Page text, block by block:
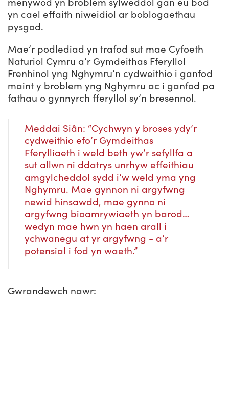
yn cael effaith niweidiol ar boblogaethau
pysgod.
Mae’r podlediad yn trafod sut mae Cyfoeth
Naturiol Cymru a’r Gymdeithas Fferyllol
Frenhinol yng Nghymru’n cydweithio i ganfod
maint y broblem yng Nghymru ac i ganfod pa
fathau o gynnyrch fferyllol sy’n bresennol.
Meddai Siân: “Cychwyn y broses ydy’r
cydweithio efo’r Gymdeithas
Fferylliaeth i weld beth yw’r sefyllfa a
sut allwn ni ddatrys unrhyw effeithiau
amgylcheddol sydd i’w weld yma yng
Nghymru. Mae gynnon ni argyfwng
newid hinsawdd, mae gynno ni
argyfwng bioamrywiaeth yn barod…
wedyn mae hwn yn haen arall i
ychwanegu at yr argyfwng - a’r
potensial i fod yn waeth.”
Gwrandewch nawr: